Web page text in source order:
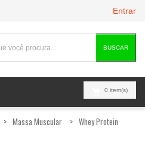
Entrar
BUSCAR
0 item(s)
Massa Muscular Whey Protein